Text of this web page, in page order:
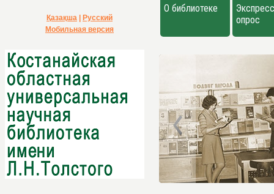
Қазақша
Русский
Мобильная версия
О библиотеке
опрос